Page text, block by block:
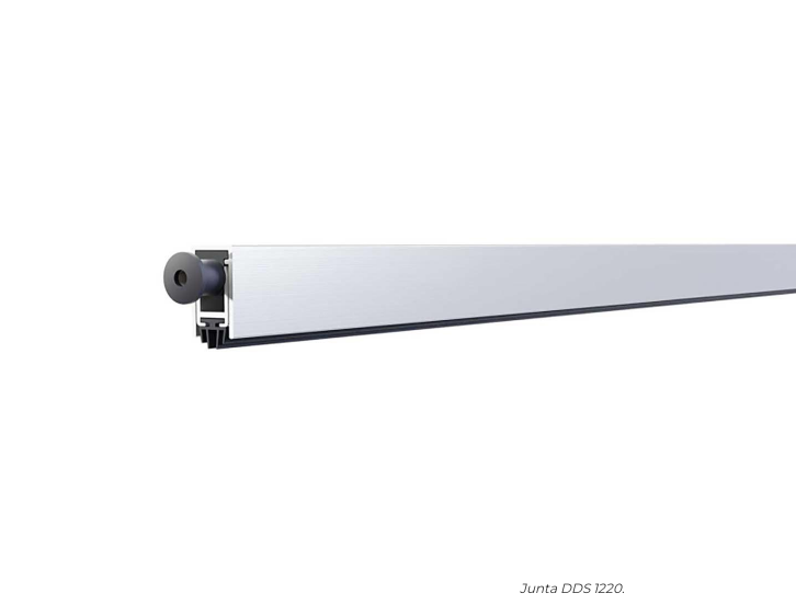
Junta DDS 1220.